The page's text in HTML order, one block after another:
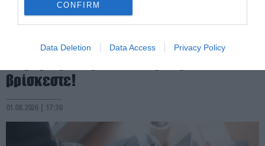
CONFIRM
Data Deletion Data Access Privacy Policy
PRONEWS.GR /ΤΕΧΝΟΛΟΓΙΑ
Γιατί το χρειάζεστε: Το power bank 22,5
βρίσκεστε!
01.08.2026 | 17:30